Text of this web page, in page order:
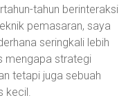
tahun berinteraksi
pemasaran, saya
seringkali lebih
mengapa strategi
tetapi juga sebuah
kecil.